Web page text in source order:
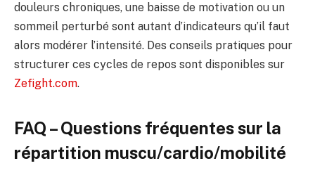
douleurs chroniques, une baisse de motivation ou un
sommeil perturbé sont autant d’indicateurs qu’il faut
alors modérer l’intensité. Des conseils pratiques pour
structurer ces cycles de repos sont disponibles sur
Zefight.com.
FAQ – Questions fréquentes sur la
répartition muscu/cardio/mobilité